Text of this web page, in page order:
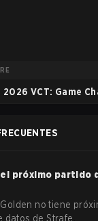
2026 VCT: Game
el próximo partido
no tiene
datos de Strafe.